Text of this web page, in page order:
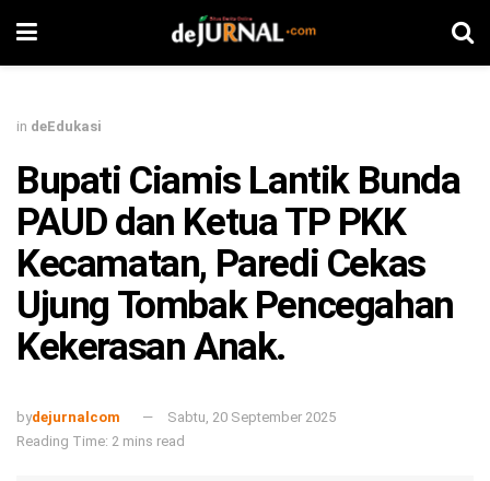
in deEdukasi
Bupati Ciamis Lantik Bunda
PAUD dan Ketua TP PKK
Kecamatan, Paredi Cekas
Ujung Tombak Pencegahan
Kekerasan Anak.
bydejurnalcom
Sabtu, 20 September 2025
Reading Time: 2 mins read